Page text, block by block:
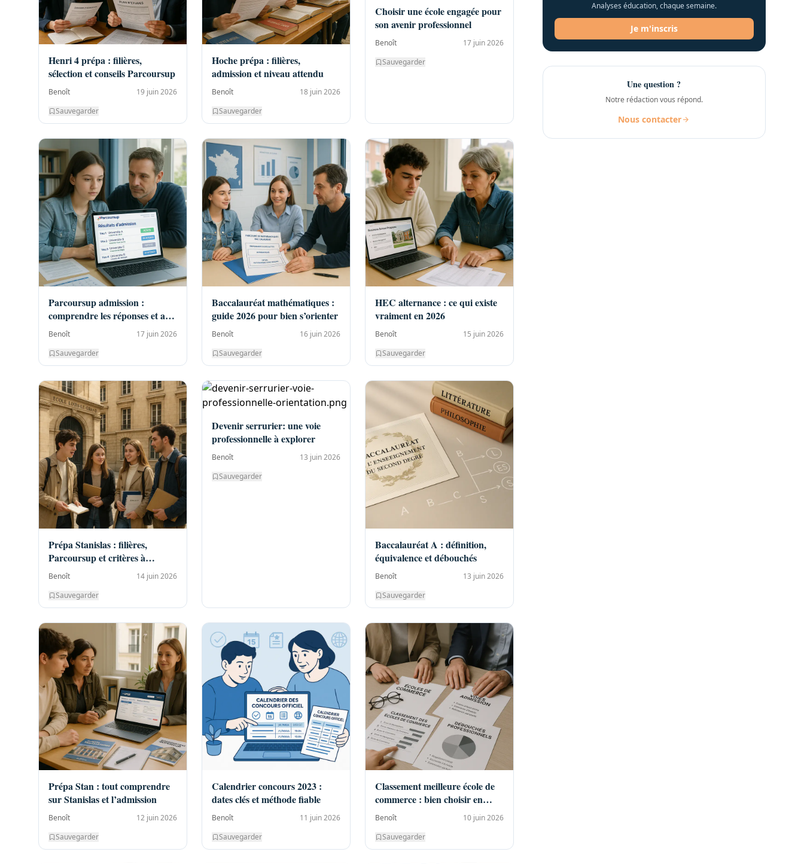
Henri 4 prépa : filières,
sélection et conseils Parcoursup
Benoît
19 juin 2026
Sauvegarder
Hoche prépa : filières,
admission et niveau attendu
Benoît
18 juin 2026
Sauvegarder
Choisir une école engagée pour
son avenir professionnel
Benoît
17 juin 2026
Sauvegarder
Parcoursup admission :
comprendre les réponses et agir
vite
Benoît
17 juin 2026
Sauvegarder
Baccalauréat mathématiques :
guide 2026 pour bien s’orienter
Benoît
16 juin 2026
Sauvegarder
HEC alternance : ce qui existe
vraiment en 2026
Benoît
15 juin 2026
Sauvegarder
Prépa Stanislas : filières,
Parcoursup et critères à
comparer
Benoît
14 juin 2026
Sauvegarder
Devenir serrurier: une voie
professionnelle à explorer
Benoît
13 juin 2026
Sauvegarder
Baccalauréat A : définition,
équivalence et débouchés
Benoît
13 juin 2026
Sauvegarder
Prépa Stan : tout comprendre
sur Stanislas et l’admission
Benoît
12 juin 2026
Sauvegarder
Calendrier concours 2023 :
dates clés et méthode fiable
Benoît
11 juin 2026
Sauvegarder
Classement meilleure école de
commerce : bien choisir en
2026
Benoît
10 juin 2026
Sauvegarder
Analyses éducation, chaque semaine.
Je m'inscris
Une question ?
Notre rédaction vous répond.
Nous contacter